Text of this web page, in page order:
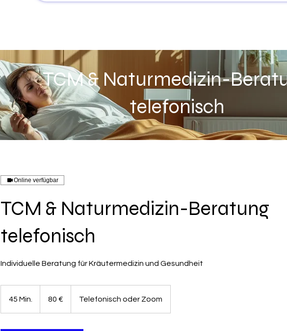
TCM & Naturmedizin-
telefonisch
Online verfügbar
TCM & Naturmedizin-Beratung
telefonisch
Individuelle Beratung für Kräutermedizin und Gesundheit
45 Min. 80 € Telefonisch oder Zoom